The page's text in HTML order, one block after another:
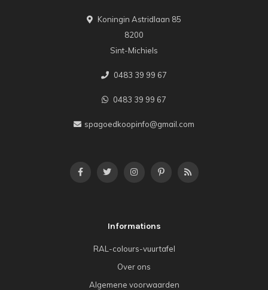
Koningin Astridlaan 85
8200
Sint-Michiels
0483 39 99 67
0483 39 99 67
spagoedkoopinfo@gmail.com
Informations
RAL-colours-vuurtafel
Over ons
Algemene voorwaarden